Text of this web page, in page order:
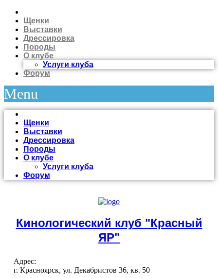
Щенки
Выставки
Дрессировка
Породы
О клубе
Услуги клуба
Форум
Menu
Щенки
Выставки
Дрессировка
Породы
О клубе
Услуги клуба
Форум
Кинологический клуб "Красный
ЯР"
Адрес:
г. Красноярск, ул. Декабристов 36, кв. 50